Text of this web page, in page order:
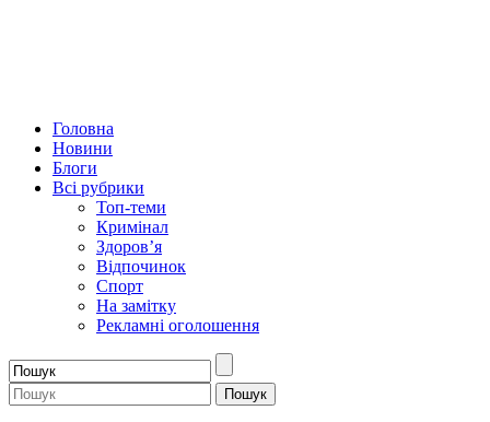
Головна
Новини
Блоги
Всі рубрики
Топ-теми
Кримінал
Здоров’я
Відпочинок
Спорт
На замітку
Рекламні оголошення